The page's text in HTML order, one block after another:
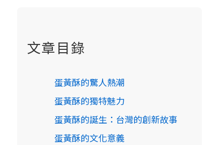
文章目錄
蛋黃酥的驚人熱潮
蛋黃酥的獨特魅力
蛋黃酥的誕生：台灣的創新故事
蛋黃酥的文化意義